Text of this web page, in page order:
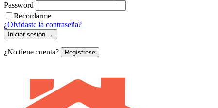
Password
Recordarme
¿Olvidaste la contraseña?
Iniciar sesión →
¿No tiene cuenta? Regístrese